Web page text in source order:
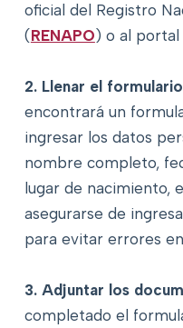
oficial del Registro
(RENAPO) o al portal
2. Llenar el
encontrará un
ingresar los datos
nombre completo,
lugar de nacimiento,
asegurarse de
para evitar errores en
3. Adjuntar los
completado el